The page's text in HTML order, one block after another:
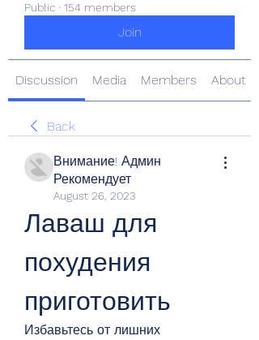
Public · 154 members
Join
Discussion Media Members About
Back
Внимание! Админ
Рекомендует
August 26, 2023
Лаваш для
похудения
приготовить
Избавьтесь от лишних